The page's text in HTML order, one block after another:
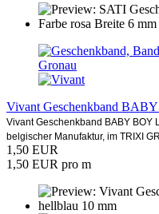
Vivant Geschenkband
Vivant Geschenkband BABY BOY
belgischer Manufaktur, im TRIXI
1,50 EUR
1,50 EUR pro m